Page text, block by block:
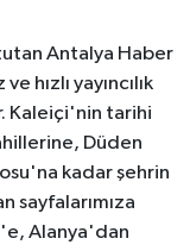
Antalya Haber
hızlı yayıncılık
Kaleiçi'nin tarihi
Düden
kadar şehrin
sayfalarımıza
Alanya'dan